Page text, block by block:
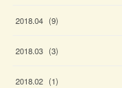
2018.04 (9)
2018.03 (3)
2018.02 (1)